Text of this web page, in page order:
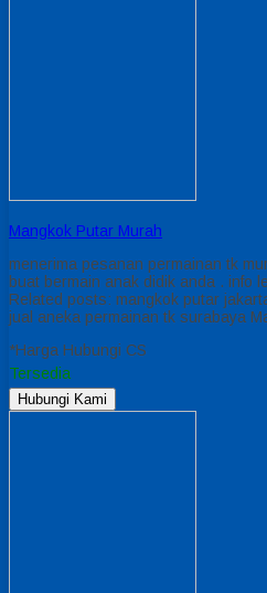
Mangkok Putar Murah
menerima pesanan permainan tk
buat bermain anak didik anda . info
Related posts: mangkok putar
jual aneka permainan tk surabaya
*Harga Hubungi CS
Tersedia
Hubungi Kami